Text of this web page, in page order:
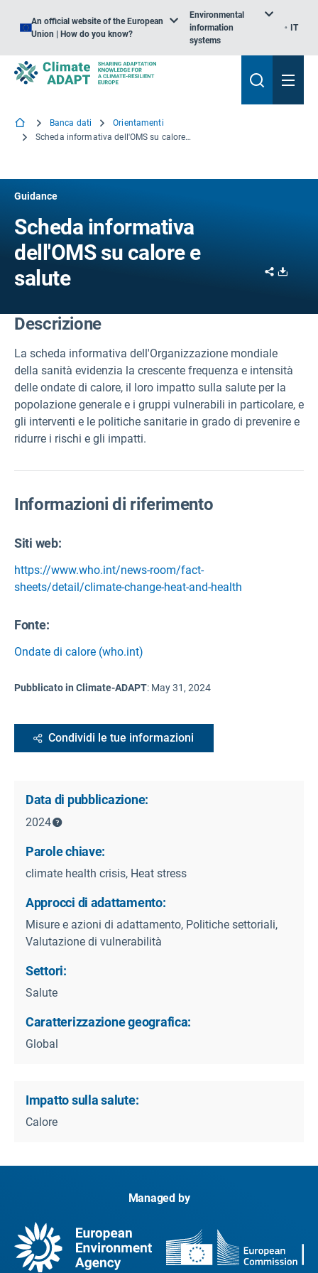
An official website of the European
Union | How do you know?
Environmental
information
systems
IT
Banca dati
Orientamenti
Scheda informativa dell'OMS su calore e salute
Guidance
Scheda informativa
dell'OMS su calore e
salute
Share
Descrizione
La scheda informativa dell'Organizzazione mondiale
della sanità evidenzia la crescente frequenza e intensità
delle ondate di calore, il loro impatto sulla salute per la
popolazione generale e i gruppi vulnerabili in particolare, e
gli interventi e le politiche sanitarie in grado di prevenire e
ridurre i rischi e gli impatti.
Informazioni di riferimento
Siti web:
https://www.who.int/news-room/fact-
sheets/detail/climate-change-heat-and-health
Fonte:
Ondate di calore (who.int)
Pubblicato in Climate-ADAPT: May 31, 2024
Condividi le tue informazioni
Data di pubblicazione:
2024
Parole chiave:
climate health crisis, Heat stress
Approcci di adattamento:
Misure e azioni di adattamento, Politiche settoriali,
Valutazione di vulnerabilità
Settori:
Salute
Caratterizzazione geografica:
Global
Impatto sulla salute:
Calore
Managed by